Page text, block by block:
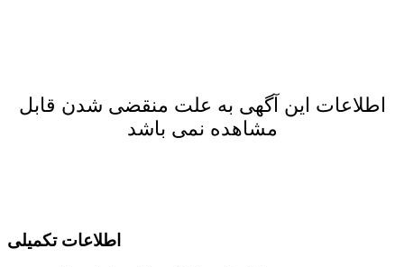
اطلاعات این آگهی به علت منقضی شدن قابل
مشاهده نمی باشد
اطلاعات تکمیلی